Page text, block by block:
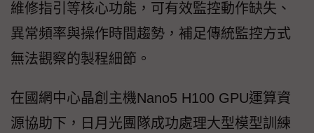
維修指引等核心功能，可有效監控動作缺失、
異常頻率與操作時間趨勢，補足傳統監控方式
無法觀察的製程細節。
在國網中心晶創主機Nano5 H100 GPU運算資
源協助下，日月光團隊成功處理大型模型訓練